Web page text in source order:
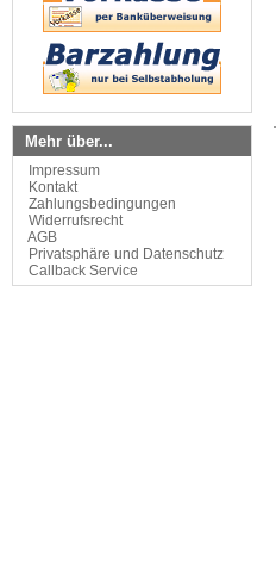
Mehr über...
Impressum
Kontakt
Zahlungsbedingungen
Widerrufsrecht
AGB
Privatsphäre und Datenschutz
Callback Service